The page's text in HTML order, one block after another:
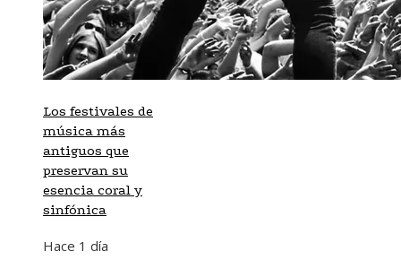
Los festivales de
música más
antiguos que
preservan su
esencia coral y
sinfónica
Hace 1 día